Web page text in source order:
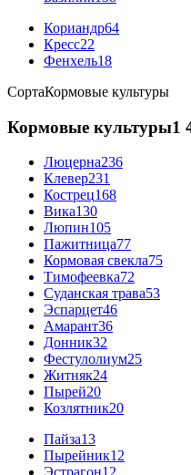
Кориандр64
Кресс22
Фенхель18
СортаКормовые культуры
Кормовые культуры1
Люцерна236
Клевер231
Кострец168
Вика130
Люпин105
Пажитница77
Кормовая свекла75
Тимофеевка72
Суданская трава53
Эспарцет46
Амарант36
Донник32
Фестулолиум25
Житняк24
Пырей20
Козлятник20
Пайза13
Пырейник12